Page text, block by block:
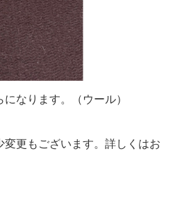
なります。（ウール）
更もございます。詳しくはお